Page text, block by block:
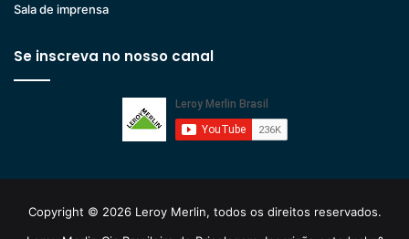
Sala de imprensa
Se inscreva no nosso canal
Copyright © 2026 Leroy Merlin, todos os direitos reservados.